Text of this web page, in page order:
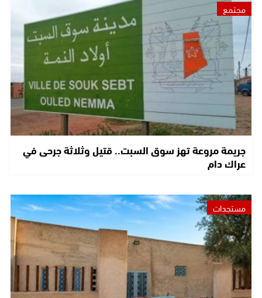
مجتمع
جريمة مروعة تهز سوق السبت.. قتيل وثلاثة جرحى في
عراك دام
مستجدات